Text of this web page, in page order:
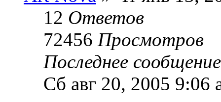
12 Ответов
72456 Просмотров
Последнее
Сб авг 20, 2005 9:06